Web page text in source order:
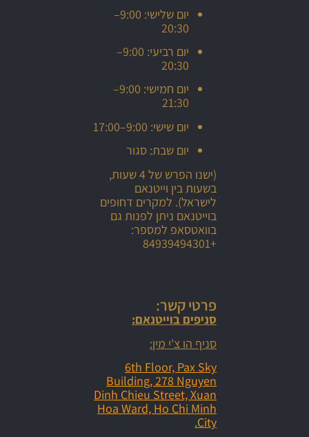
יום שלישי: 9:00–
20:30
יום רביעי: 9:00–
20:30
יום חמישי: 9:00–
21:30
יום שישי: 9:00–17:00
יום שבת: סגור
(ישנו הפרש של 4 שעות,
בשעות בין וייטנאם
לישראל). למקרים דחופים
בוייטנאם ניתן לפנות גם
בוואטסאפ למספר:
+84939494301
פרטי קשר:
סניפים בוייטנאם:
סניף הו צ'י מין:
6th Floor, Pax Sky
Building, 278 Nguyen
Dinh Chieu Street, Xuan
Hoa Ward, Ho Chi Minh
City.